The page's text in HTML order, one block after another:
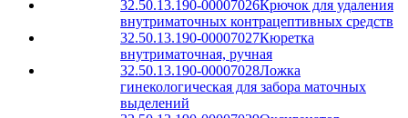
32.50.13.190-00007026Крючок для удаления
внутриматочных контрацептивных средств
32.50.13.190-00007027Кюретка
внутриматочная, ручная
32.50.13.190-00007028Ложка
гинекологическая для забора маточных
выделений